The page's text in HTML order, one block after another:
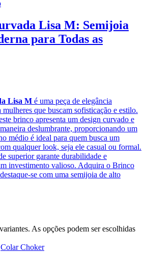
Lisa M: Semijoia
para Todas as
Lisa M é uma peça de elegância
que buscam sofisticação e estilo.
brinco apresenta um design curvado e
deslumbrante, proporcionando um
médio é ideal para quem busca um
qualquer look, seja ele casual ou formal.
superior garante durabilidade e
investimento valioso. Adquira o Brinco
se com uma semijoia de alto
As opções podem ser escolhidas
Colar Choker